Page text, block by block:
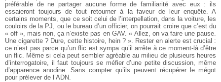
préférable de ne partager aucune forme de familiarité avec eux : ils
essaieront toujours de tout retourner à la faveur de leur enquête. A
certains moments, que ce soit celui de l’interpellation, dans la voiture, les
couloirs de la PJ, ou le bureau d’un officier, on pourrait croire que c’est du
« off », mais non, ça n’existe pas en GAV. « Allez, on va faire une pause.
Une cigarette ? Dure, cette histoire, hein ? ». Rester en alerte est crucial :
ce n’est pas parce qu’un flic est sympa qu’il arrête à ce moment-là d’être
un flic. Même si cela peut sembler agréable au milieu de plusieurs heures
d’interrogatoire, il faut toujours se méfier d’une petite discussion, même
d’apparence anodine. Sans compter qu’ils peuvent récupérer le mégot
pour prélever de l’ADN.